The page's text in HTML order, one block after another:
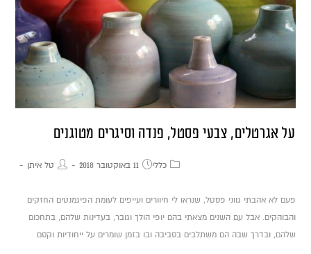
על אגרטלים, צבעי פסטל, פנדה וסיגרים מטוגנים
טל איתן 11 באוקטובר 2018 כללי
פעם לא אהבתי גווני פסטל, שנראו לי חיוורים ועייפים לעומת הפיגמנטים החזקים
והבוהקים. אבל עם השנים מצאתי בהם יופי הולך וגובר, בעדינות שלהם, בתחכום
שלהם, ובדרך שבה הם משתלבים בסביבה ובו בזמן שומרים על ייחודיות וקסם